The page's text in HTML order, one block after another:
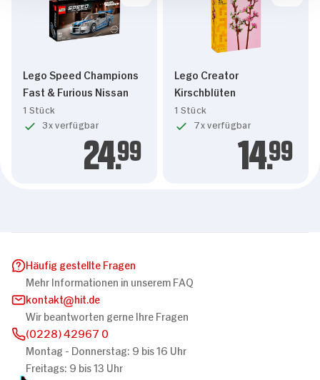
Lego Speed Champions
Fast & Furious Nissan
1 Stück
3x verfügbar
24.99
Lego Creator
Kirschblüten
1 Stück
7x verfügbar
14.99
Häufig gestellte Fragen
Mehr Informationen in unserem FAQ
kontakt
hit.de
Wir beantworten gerne Ihre Fragen
(0228) 42967 0
Montag - Donnerstag: 9 bis 16 Uhr
Freitags: 9 bis 13 Uhr